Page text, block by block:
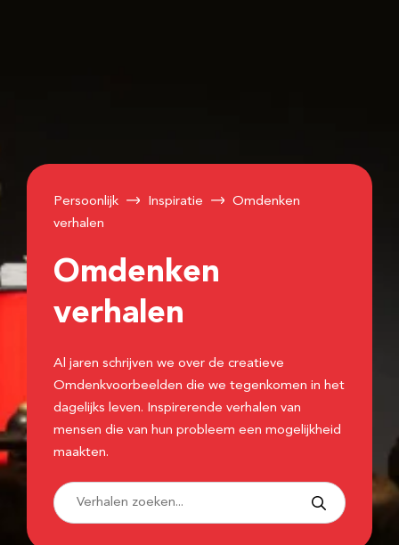
Persoonlijk Inspiratie
Omdenken
verhalen
Omdenken
verhalen
Al jaren schrijven we over de creatieve
Omdenkvoorbeelden die we tegenkomen in het
dagelijks leven. Inspirerende verhalen van
mensen die van hun probleem een mogelijkheid
maakten.